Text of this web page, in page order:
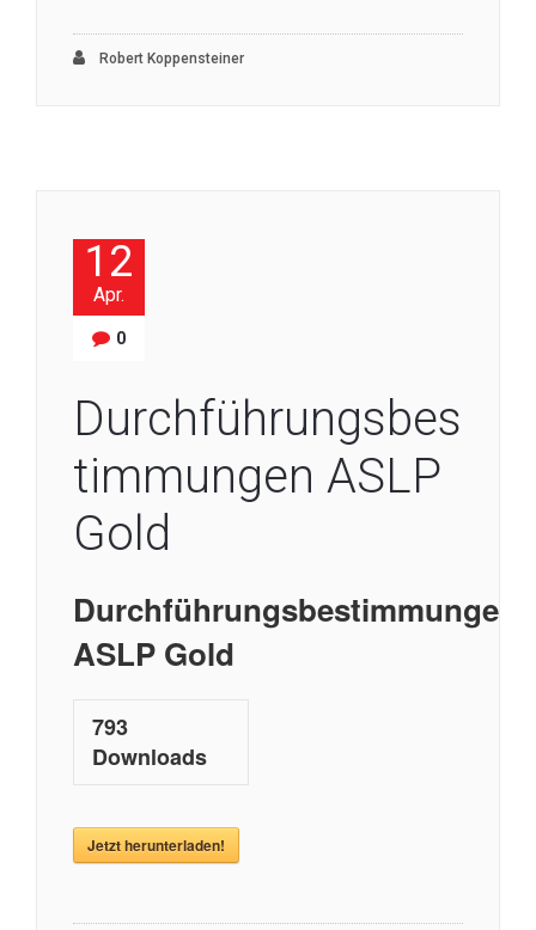
Robert Koppensteiner
12
Apr.
0
Durchführungsbes
timmungen ASLP
Gold
Durchführungsbestimmungen
ASLP Gold
793
Downloads
Jetzt herunterladen!